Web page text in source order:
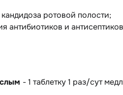
ротовой полости;
антибиотиков и
- 1 таблетку 1 раз/сут